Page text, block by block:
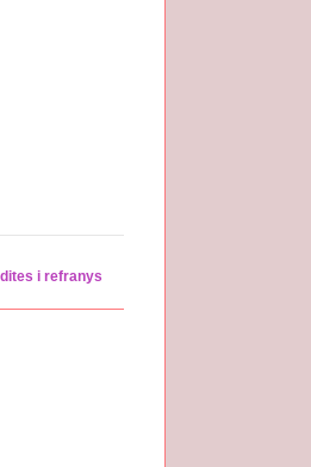
i refranys